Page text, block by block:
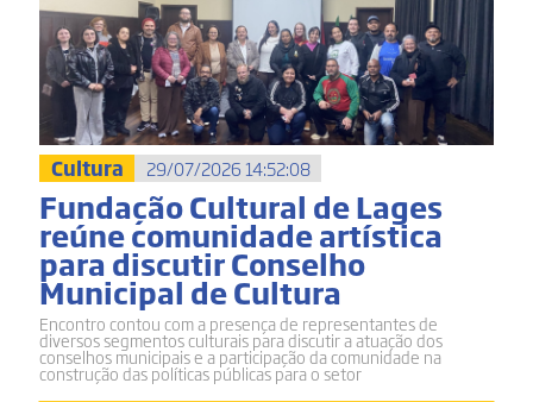
Cultura 29/07/2026 14:52:08
Fundação Cultural de Lages
reúne comunidade artística
para discutir Conselho
Municipal de Cultura
Encontro contou com a presença de representantes de
diversos segmentos culturais para discutir a atuação dos
conselhos municipais e a participação da comunidade na
construção das políticas públicas para o setor